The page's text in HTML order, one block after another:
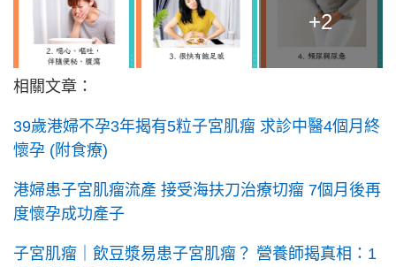
+2
相關文章：
39歲港婦不孕3年揭有5粒子宮肌瘤 求診中醫4個月終
懷孕 (附食療)
港婦患子宮肌瘤流產 接受海扶刀治療切瘤 7個月後再
度懷孕成功產子
子宮肌瘤｜飲豆漿易患子宮肌瘤？ 營養師揭真相：1